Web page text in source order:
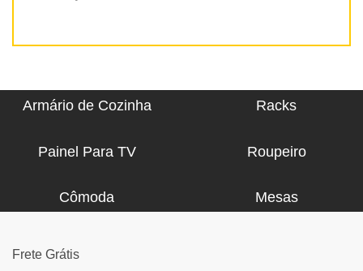
Armário de Cozinha Racks
Painel Para TV Roupeiro
Cômoda Mesas
Frete Grátis